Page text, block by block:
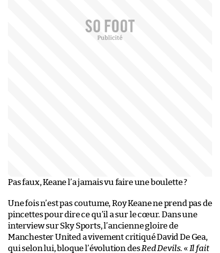
Pas faux, Keane l’a jamais vu faire une boulette ?
Une fois n’est pas coutume, Roy Keane ne prend pas de
pincettes pour dire ce qu’il a sur le cœur. Dans une
interview sur Sky Sports, l’ancienne gloire de
Manchester United a vivement critiqué David De Gea,
qui selon lui, bloque l’évolution desRed Devils. « Il fait